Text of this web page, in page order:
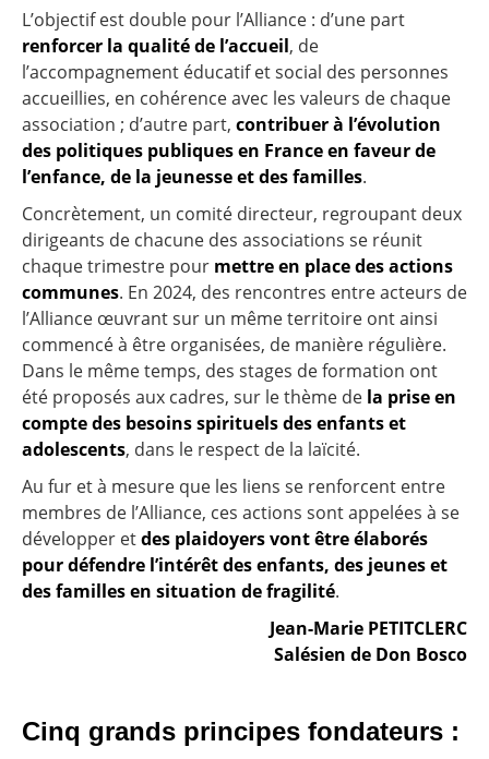
L’objectif est double pour l’Alliance : d’une part
renforcer la qualité de l’accueil, de
l’accompagnement éducatif et social des personnes
accueillies, en cohérence avec les valeurs de chaque
association ; d’autre part, contribuer à l’évolution
des politiques publiques en France en faveur de
l’enfance, de la jeunesse et des familles.
Concrètement, un comité directeur, regroupant deux
dirigeants de chacune des associations se réunit
chaque trimestre pour mettre en place des actions
communes. En 2024, des rencontres entre acteurs de
l’Alliance œuvrant sur un même territoire ont ainsi
commencé à être organisées, de manière régulière.
Dans le même temps, des stages de formation ont
été proposés aux cadres, sur le thème de la prise en
compte des besoins spirituels des enfants et
adolescents, dans le respect de la laïcité.
Au fur et à mesure que les liens se renforcent entre
membres de l’Alliance, ces actions sont appelées à se
développer etdes plaidoyers vont être élaborés
pour défendre l’intérêt des enfants, des jeunes et
des familles en situation de fragilité.
Jean-Marie PETITCLERC
Salésien de Don Bosco
Cinq grands principes fondateurs :